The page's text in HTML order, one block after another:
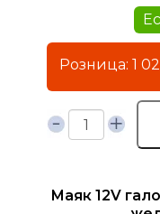
Маяк 12V